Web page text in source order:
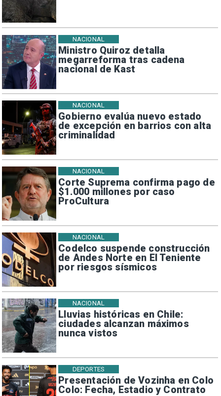
Ministro Quiroz detalla
megarreforma tras cadena
nacional de Kast
NACIONAL
Gobierno evalúa nuevo estado
de excepción en barrios con alta
criminalidad
NACIONAL
Corte Suprema confirma pago de
$1.000 millones por caso
ProCultura
NACIONAL
Codelco suspende construcción
de Andes Norte en El Teniente
por riesgos sísmicos
NACIONAL
Lluvias históricas en Chile:
ciudades alcanzan máximos
nunca vistos
NACIONAL
Presentación de Vozinha en Colo
Colo: Fecha, Estadio y Contrato
DEPORTES